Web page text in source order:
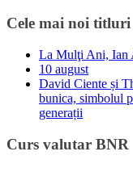
Cele mai noi titluri
La Mulţi Ani, Ian
10 august
David Ciente și
bunica, simbolul
generații
Curs valutar BNR